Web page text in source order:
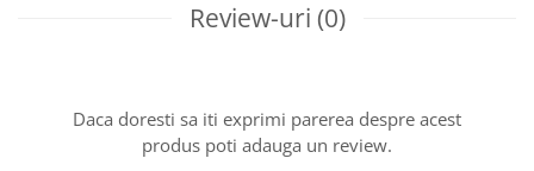
Review-uri (0)
Daca doresti sa iti exprimi parerea despre acest
produs poti adauga un review.